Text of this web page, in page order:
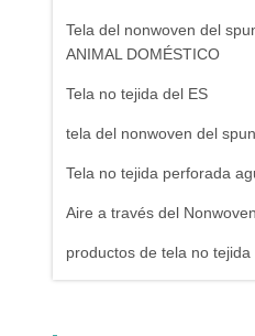
Tela del nonwoven del
ANIMAL DOMÉSTICO
Tela no tejida del ES
tela del nonwoven del
Tela no tejida perforada
Aire a través del Nonwoven
productos de tela no tejida